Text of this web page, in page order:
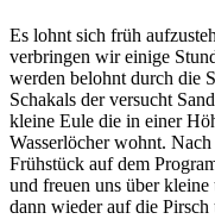
Es lohnt sich früh
verbringen wir einige
werden belohnt durch die
Schakals der versucht
kleine Eule die in einer
Wasserlöcher wohnt.
Frühstück auf dem
und freuen uns über kleine
dann wieder auf die